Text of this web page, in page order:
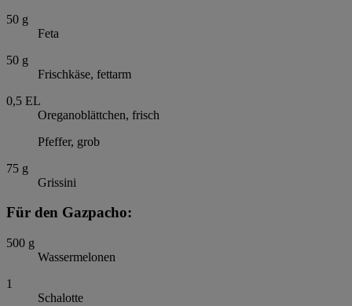
50 g
Feta
50 g
Frischkäse, fettarm
0,5 EL
Oreganoblättchen, frisch
Pfeffer, grob
75 g
Grissini
Für den Gazpacho:
500 g
Wassermelonen
1
Schalotte